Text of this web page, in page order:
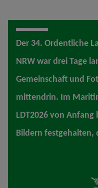
Der 34. Ordentliche
NRW war drei Tage
Gemeinschaft und
mittendrin. Im
LDT2026 von
Bildern festgehalten,